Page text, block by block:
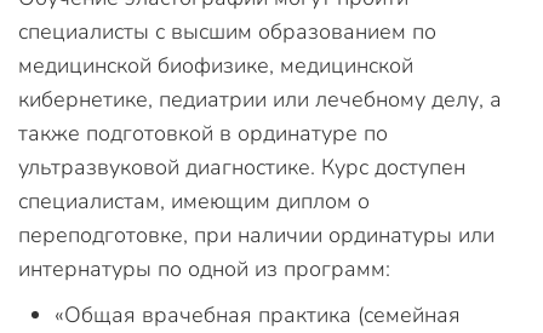
специалисты с высшим образованием по
медицинской биофизике, медицинской
кибернетике, педиатрии или лечебному делу, а
также подготовкой в ординатуре по
ультразвуковой диагностике. Курс доступен
специалистам, имеющим диплом о
переподготовке, при наличии ординатуры или
интернатуры по одной из программ:
«Общая врачебная практика (семейная